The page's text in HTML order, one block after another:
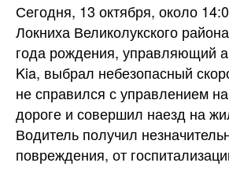
Сегодня, 13 октября, около
Локниха Великолукского
года рождения, управляющий
Kia, выбрал небезопасный
не справился с управлением
дороге и совершил наезд на
Водитель получил
повреждения, от